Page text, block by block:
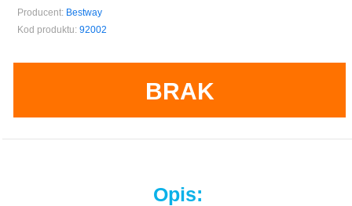
BRAK
Producent: Bestway
Kod produktu: 92002
Opis: